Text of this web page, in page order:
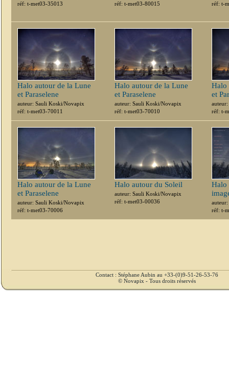
réf: t-met03-35013
réf: t-met03-80015
réf: t-
Halo autour de la Lune
et Paraselene
auteur: Sauli Koski/Novapix
réf: t-met03-70011
Halo autour de la Lune
et Paraselene
auteur: Sauli Koski/Novapix
réf: t-met03-70010
Halo
et
réf: t-
Halo autour de la Lune
et Paraselene
auteur: Sauli Koski/Novapix
réf: t-met03-70006
Halo autour du Soleil
auteur: Sauli Koski/Novapix
réf: t-met03-00036
Halo
réf: t-
Contact : Stéphane Aubin au +33-(0)9-51-26-53-76
© Novapix - Tous droits réservés